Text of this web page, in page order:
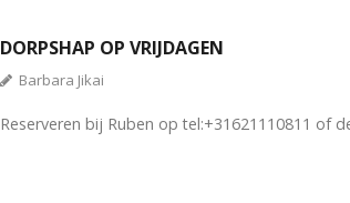
DORPSHAP OP VRIJDAGEN
Barbara Jikai
Reserveren bij Ruben op tel:+31621110811 of